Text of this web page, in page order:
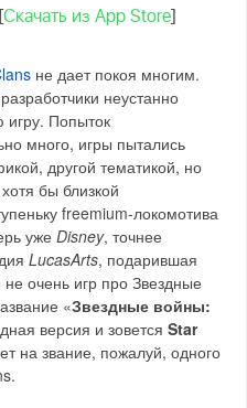
Скачать из App Store]
не дает покоя многим.
неустанно
игру. Попыток
много, игры пытались
другой тематикой, но
бы близкой
freemium-локомотива
ужеDisney, точнее
LucasArts, подарившая
очень игр про Звездные
«Звездные войны:
версия и зоветсяStar
на звание, пожалуй, одного